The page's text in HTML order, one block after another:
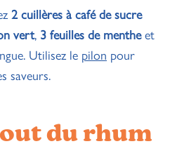
2 cuillères à café de sucre
vert, 3 feuilles de mentheet
Utilisez le pilon pour
saveurs.
du rhum